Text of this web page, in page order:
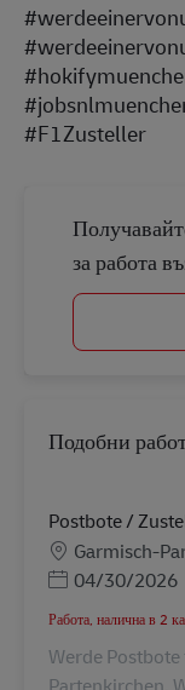
#F1Zusteller
за работа
Подобни
Postbote /
Garmisch-
Posted Date
04/30/2026
Работа, налична в 2
Werde